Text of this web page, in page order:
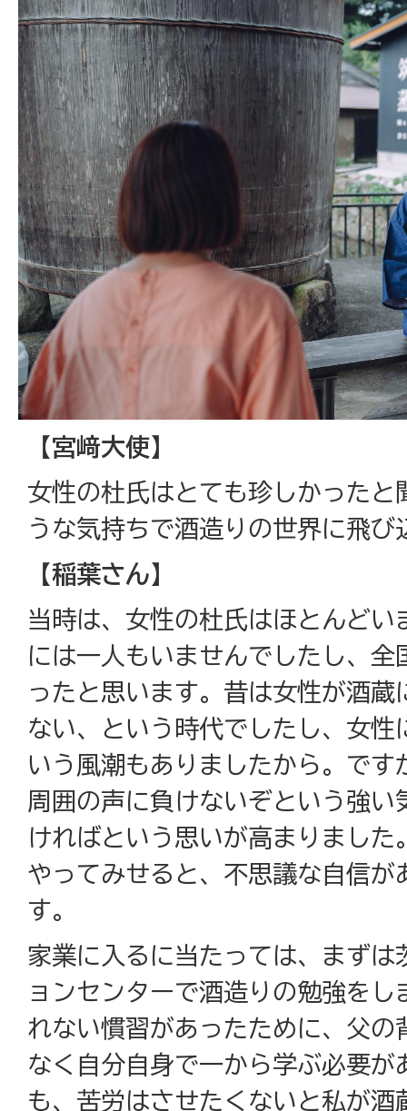
【宮﨑大使】
女性の杜氏はとても珍しかったと
うな気持ちで酒造りの世界に飛び
【稲葉さん】
当時は、女性の杜氏はほとんどい
には一人もいませんでしたし、全
ったと思います。昔は女性が酒蔵
ない、という時代でしたし、女性
いう風潮もありましたから。です
周囲の声に負けないぞという強い
ければという思いが高まりました
やってみせると、不思議な自信が
す。
家業に入るに当たっては、まずは
ョンセンターで酒造りの勉強を
れない慣習があったために、父の
なく自分自身で一から学ぶ必要が
も、苦労はさせたくないと私が酒